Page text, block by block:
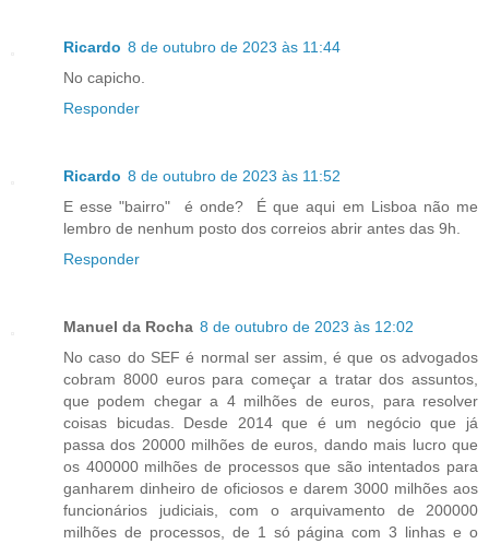
Ricardo 8 de outubro de 2023 às 11:44
No capicho.
Responder
Ricardo 8 de outubro de 2023 às 11:52
E esse "bairro" é onde? É que aqui em Lisboa não me
lembro de nenhum posto dos correios abrir antes das 9h.
Responder
Manuel da Rocha 8 de outubro de 2023 às 12:02
No caso do SEF é normal ser assim, é que os advogados
cobram 8000 euros para começar a tratar dos assuntos,
que podem chegar a 4 milhões de euros, para resolver
coisas bicudas. Desde 2014 que é um negócio que já
passa dos 20000 milhões de euros, dando mais lucro que
os 400000 milhões de processos que são intentados para
ganharem dinheiro de oficiosos e darem 3000 milhões aos
funcionários judiciais, com o arquivamento de 200000
milhões de processos, de 1 só página com 3 linhas e o